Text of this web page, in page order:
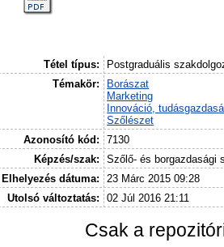
Tétel típus:
Postgraduális
Témakör:
Borászat
Marketing
Innováció,
Szőlészet
Azonosító kód:
7130
Képzés/szak:
Szőlő- és borgazdasági
Elhelyezés dátuma:
23 Márc 2015 09:28
Utolsó változtatás:
02 Júl 2016 21:11
Csak a